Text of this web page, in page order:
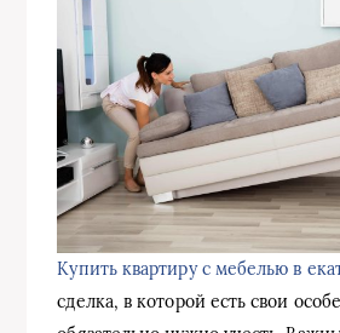
Купить квартиру с мебелью в
сделка, в которой есть свои